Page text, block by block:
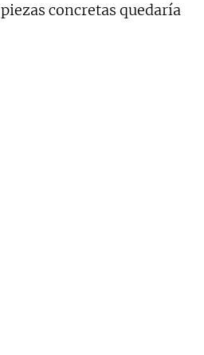
concretas quedaría